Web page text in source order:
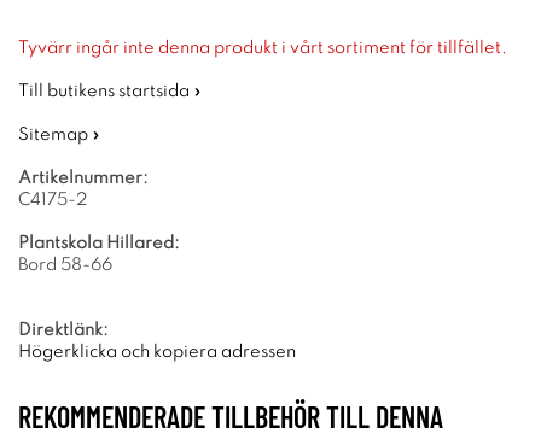
Tyvärr ingår inte denna produkt i vårt sortiment för tillfället.
Till butikens startsida »
Sitemap »
Artikelnummer:
C4175-2
Plantskola Hillared:
Bord 58-66
Direktlänk:
Högerklicka och kopiera adressen
REKOMMENDERADE TILLBEHÖR TILL DENNA